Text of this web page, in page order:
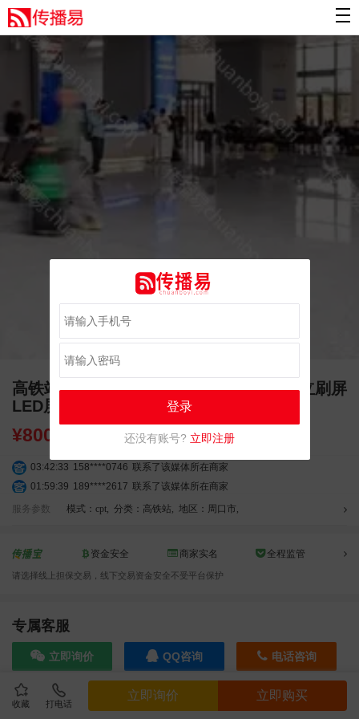
收藏 打电话
立即询价 立即购买
高铁站广告 周口高铁站广告 周口东站 独立刷屏
LED屏幕广告
¥8000.00
03:42:33 158****0746 联系了该媒体所在商家
01:59:39 189****2617 联系了该媒体所在商家
12:40:20 177****7961
联系了该媒体所在商家
03:40:56
157****6971
联系了该媒体所在商家
02:32:27
04:09:07 182****6963 联系了该媒体所在商家
11:44:28 130****3379
联系了该媒体所在商家
191****0991 联系了该媒体所在商家
05:24:34
186****8762 联系了该媒体所在商家
服务参数 模式：cpt, 分类：高铁站, 地区：周口市,
资金安全 商家实名 全程监管
请选择线上担保交易，线下交易资金安全不受平台保护
专属客服
立即询价 QQ咨询 电话咨询
效果截图
登录
还没有账号? 立即注册